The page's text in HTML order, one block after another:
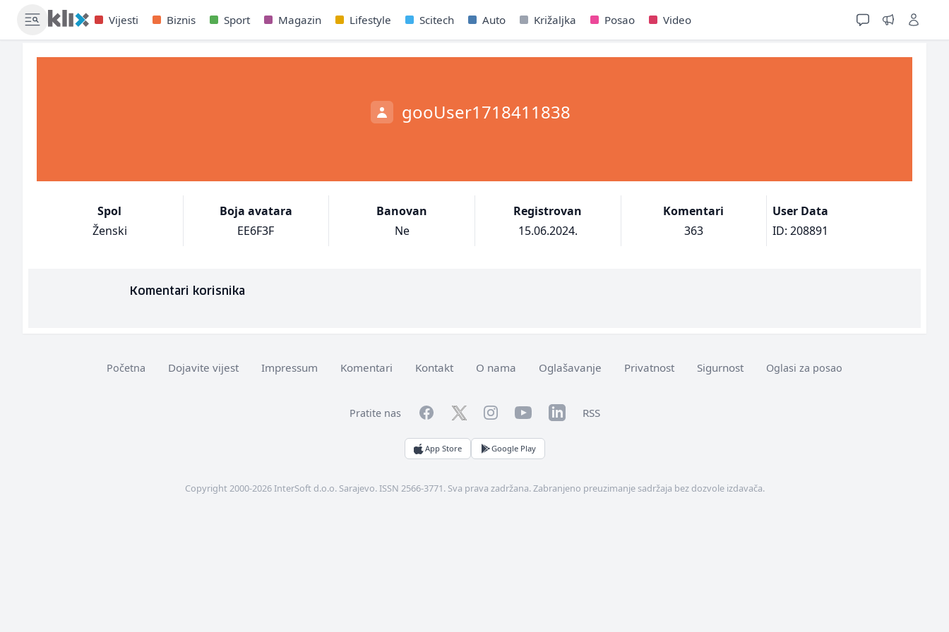
Vijesti Biznis Sport Magazin Lifestyle Scitech Auto Križaljka Posao Video
gooUser1718411838
Spol
Ženski
Boja avatara
EE6F3F
Banovan
Ne
Registrovan
15.06.2024.
Komentari
363
User Data
ID: 208891
Komentari korisnika
Početna Dojavite vijest Impressum Komentari Kontakt O nama Oglašavanje Privatnost Sigurnost Oglasi za posao
Pratite nas FacebookTwitterInstagramYouTubeLinkedInRSS
App Store Google Play
Copyright 2000-2026 InterSoft d.o.o. Sarajevo. ISSN 2566-3771. Sva prava zadržana. Zabranjeno preuzimanje sadržaja bez dozvole izdavača.